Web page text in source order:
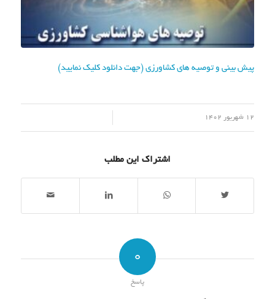
پیش بینی و توصیه های کشاورزی (جهت دانلود کلیک نمایید)
12 شهریور 1402
اشتراک این مطلب
0
پاسخ